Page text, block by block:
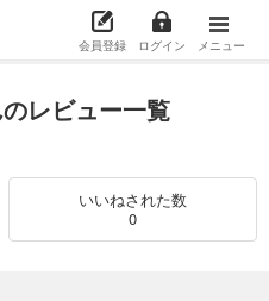
会員登録 ログイン メニュー
レビュー一覧
いいねされた数
0